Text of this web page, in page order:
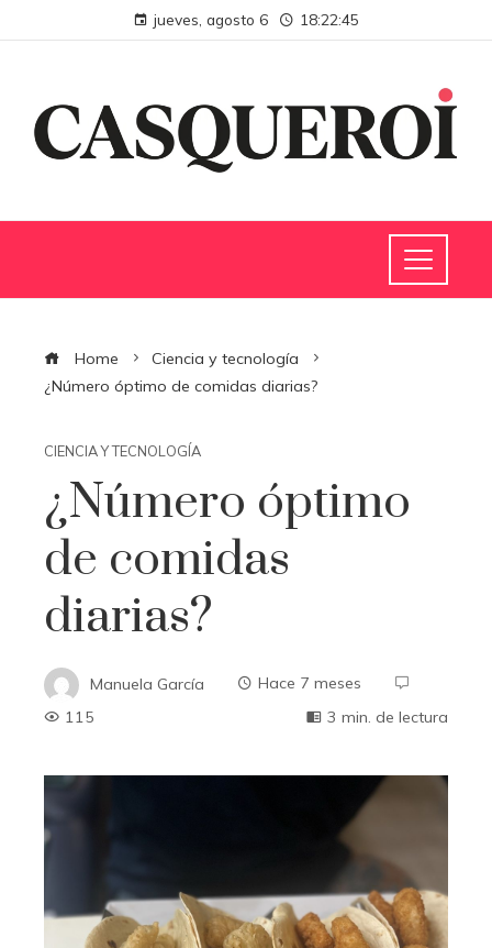
jueves, agosto 6 18:22:46
Home
Ciencia y tecnología
¿Número óptimo de comidas diarias?
CIENCIA Y TECNOLOGÍA
¿Número óptimo
de comidas
diarias?
Manuela García
Hace 7 meses
115
3 min. de lectura